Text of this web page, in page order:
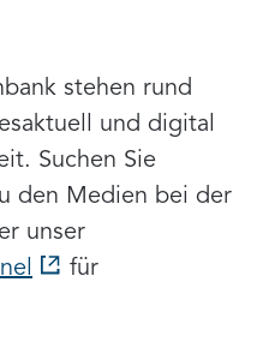
stehen rund
und digital
Suchen Sie
den Medien bei der
unser
für